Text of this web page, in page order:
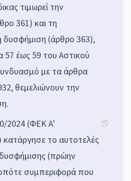
τιμωρεί την
361) και τη
δυσφήμιση (άρθρο 363),
57 έως 59 του Αστικού
με τα άρθρα
θεμελιώνουν την
2024 (ΦΕΚ Α'
κατάργησε το αυτοτελές
(πρώην
συμπεριφορά που